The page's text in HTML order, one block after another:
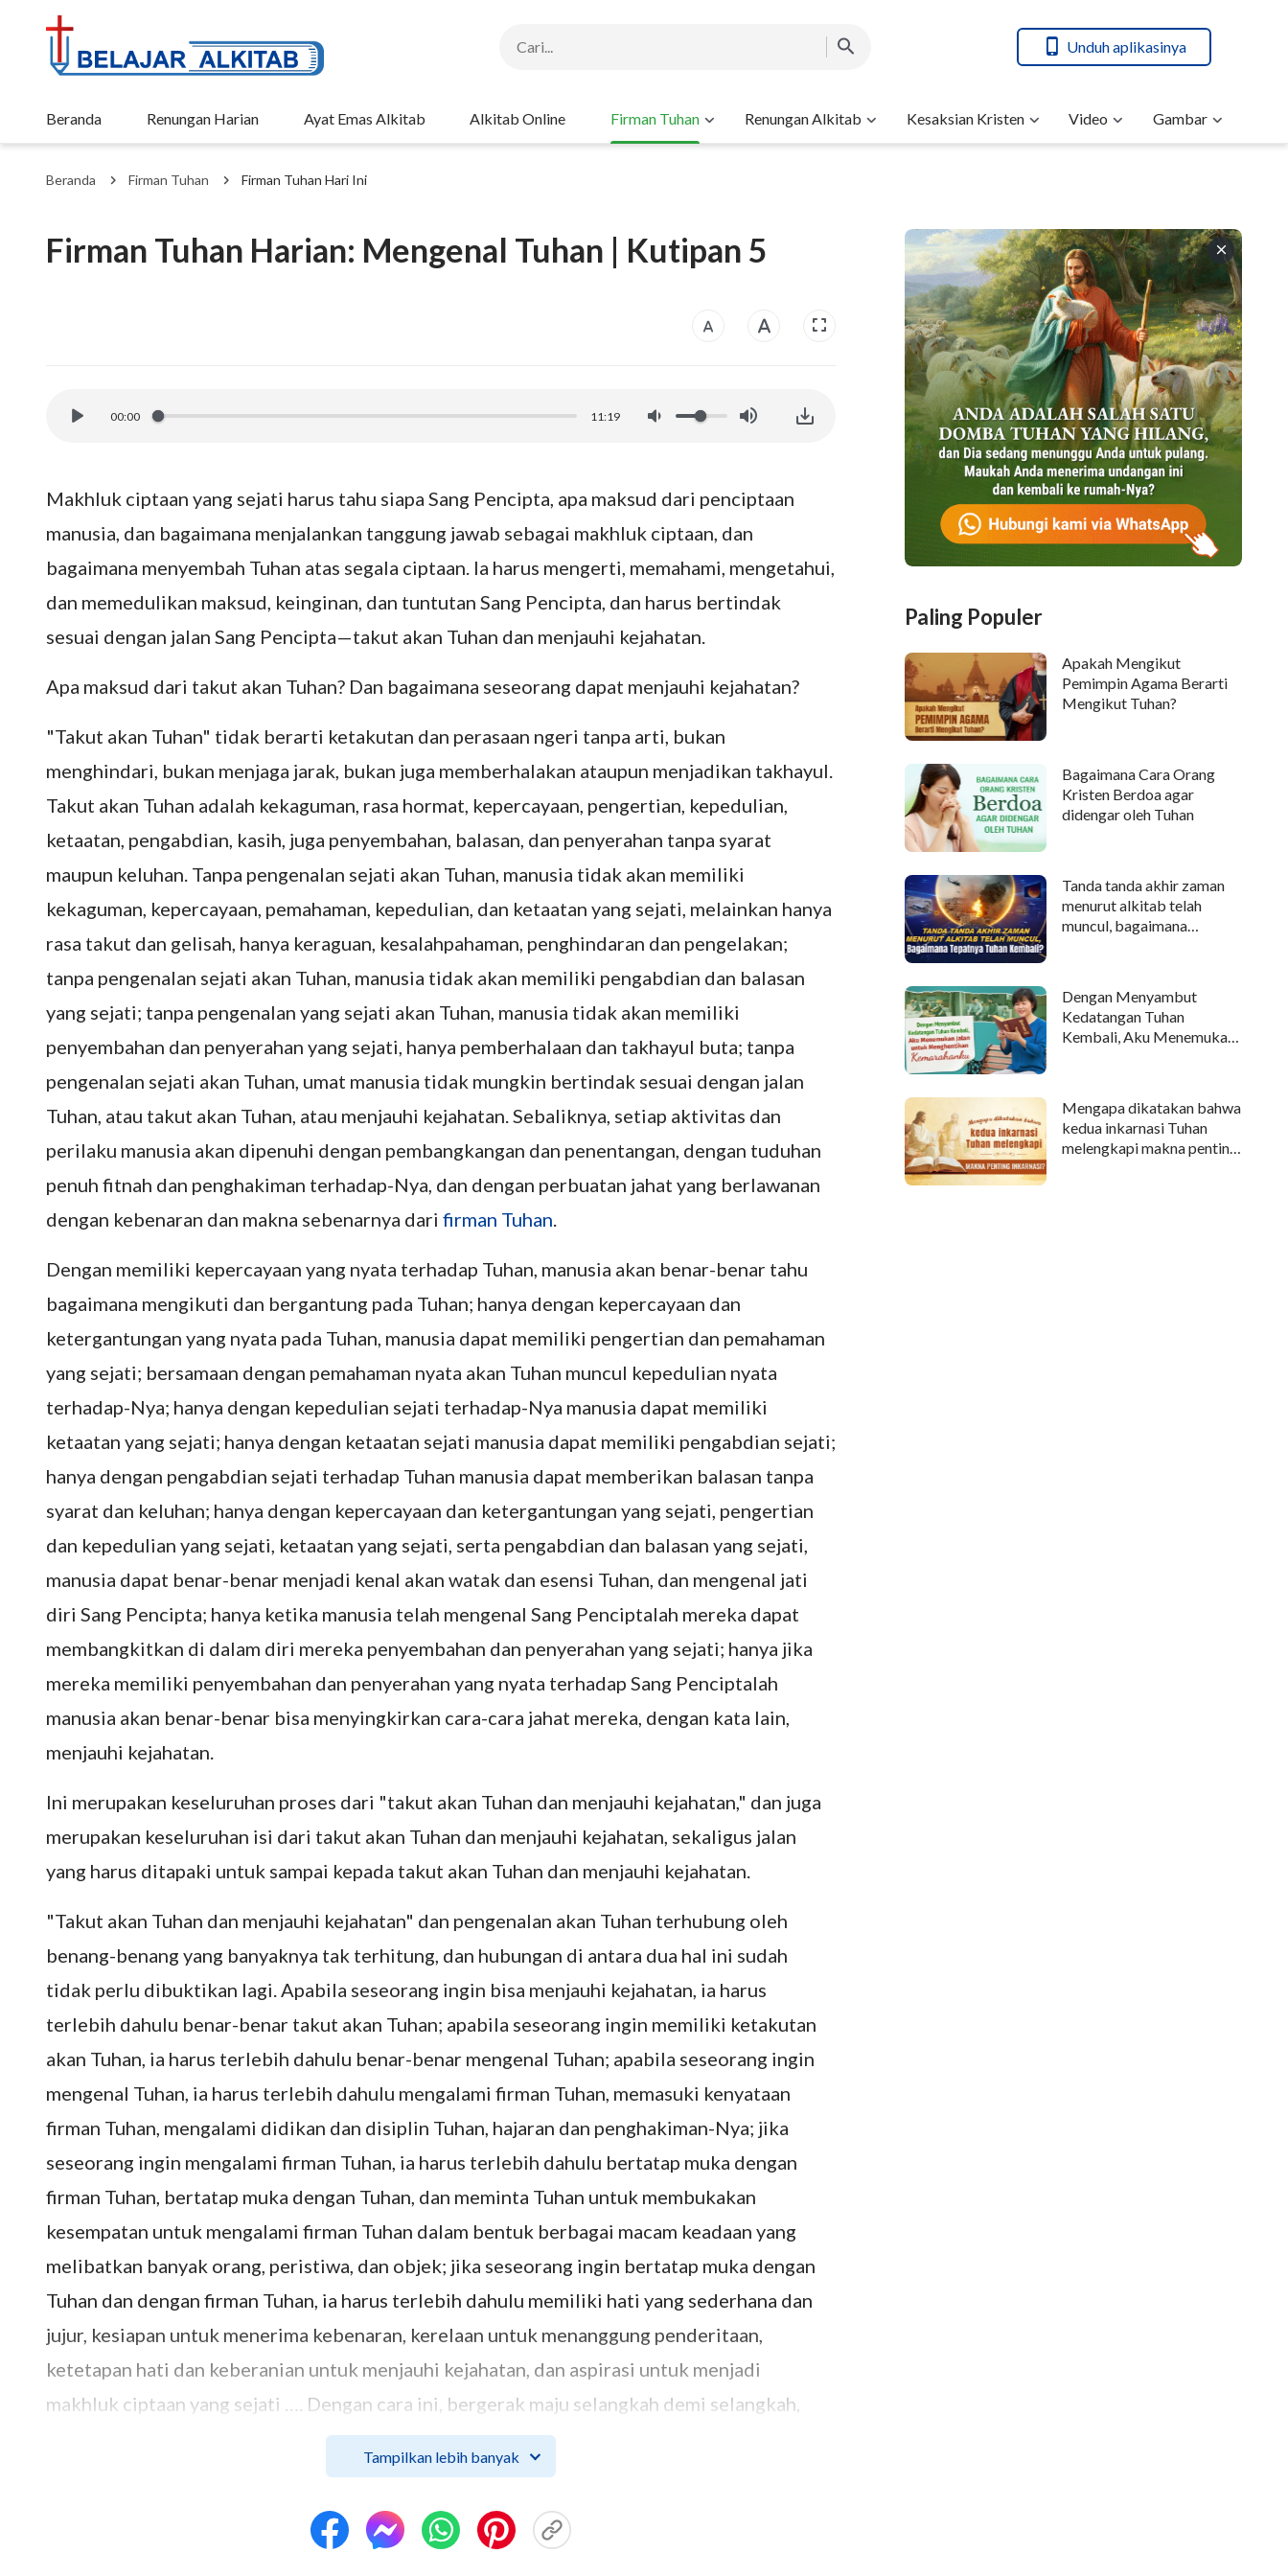
Unduh aplikasinya
Beranda Renungan Harian Ayat Emas Alkitab Alkitab Online Firman Tuhan Renungan Alkitab Kesaksian Kristen Video Gambar
Beranda Firman Tuhan Firman Tuhan Hari Ini
Firman Tuhan Harian: Mengenal Tuhan | Kutipan 5
00:00 11:19
Makhluk ciptaan yang sejati harus tahu siapa Sang Pencipta, apa maksud dari penciptaan
manusia, dan bagaimana menjalankan tanggung jawab sebagai makhluk ciptaan, dan
bagaimana menyembah Tuhan atas segala ciptaan. Ia harus mengerti, memahami, mengetahui,
dan memedulikan maksud, keinginan, dan tuntutan Sang Pencipta, dan harus bertindak
sesuai dengan jalan Sang Pencipta—takut akan Tuhan dan menjauhi kejahatan.
Apa maksud dari takut akan Tuhan? Dan bagaimana seseorang dapat menjauhi kejahatan?
"Takut akan Tuhan" tidak berarti ketakutan dan perasaan ngeri tanpa arti, bukan
menghindari, bukan menjaga jarak, bukan juga memberhalakan ataupun menjadikan takhayul.
Takut akan Tuhan adalah kekaguman, rasa hormat, kepercayaan, pengertian, kepedulian,
ketaatan, pengabdian, kasih, juga penyembahan, balasan, dan penyerahan tanpa syarat
maupun keluhan. Tanpa pengenalan sejati akan Tuhan, manusia tidak akan memiliki
kekaguman, kepercayaan, pemahaman, kepedulian, dan ketaatan yang sejati, melainkan hanya
rasa takut dan gelisah, hanya keraguan, kesalahpahaman, penghindaran dan pengelakan;
tanpa pengenalan sejati akan Tuhan, manusia tidak akan memiliki pengabdian dan balasan
yang sejati; tanpa pengenalan yang sejati akan Tuhan, manusia tidak akan memiliki
penyembahan dan penyerahan yang sejati, hanya pemberhalaan dan takhayul buta; tanpa
pengenalan sejati akan Tuhan, umat manusia tidak mungkin bertindak sesuai dengan jalan
Tuhan, atau takut akan Tuhan, atau menjauhi kejahatan. Sebaliknya, setiap aktivitas dan
perilaku manusia akan dipenuhi dengan pembangkangan dan penentangan, dengan tuduhan
penuh fitnah dan penghakiman terhadap-Nya, dan dengan perbuatan jahat yang berlawanan
dengan kebenaran dan makna sebenarnya dari firman Tuhan.
Dengan memiliki kepercayaan yang nyata terhadap Tuhan, manusia akan benar-benar tahu
bagaimana mengikuti dan bergantung pada Tuhan; hanya dengan kepercayaan dan
ketergantungan yang nyata pada Tuhan, manusia dapat memiliki pengertian dan pemahaman
yang sejati; bersamaan dengan pemahaman nyata akan Tuhan muncul kepedulian nyata
terhadap-Nya; hanya dengan kepedulian sejati terhadap-Nya manusia dapat memiliki
ketaatan yang sejati; hanya dengan ketaatan sejati manusia dapat memiliki pengabdian sejati;
hanya dengan pengabdian sejati terhadap Tuhan manusia dapat memberikan balasan tanpa
syarat dan keluhan; hanya dengan kepercayaan dan ketergantungan yang sejati, pengertian
dan kepedulian yang sejati, ketaatan yang sejati, serta pengabdian dan balasan yang sejati,
manusia dapat benar-benar menjadi kenal akan watak dan esensi Tuhan, dan mengenal jati
diri Sang Pencipta; hanya ketika manusia telah mengenal Sang Penciptalah mereka dapat
membangkitkan di dalam diri mereka penyembahan dan penyerahan yang sejati; hanya jika
mereka memiliki penyembahan dan penyerahan yang nyata terhadap Sang Penciptalah
manusia akan benar-benar bisa menyingkirkan cara-cara jahat mereka, dengan kata lain,
menjauhi kejahatan.
Ini merupakan keseluruhan proses dari "takut akan Tuhan dan menjauhi kejahatan," dan juga
merupakan keseluruhan isi dari takut akan Tuhan dan menjauhi kejahatan, sekaligus jalan
yang harus ditapaki untuk sampai kepada takut akan Tuhan dan menjauhi kejahatan.
"Takut akan Tuhan dan menjauhi kejahatan" dan pengenalan akan Tuhan terhubung oleh
benang-benang yang banyaknya tak terhitung, dan hubungan di antara dua hal ini sudah
tidak perlu dibuktikan lagi. Apabila seseorang ingin bisa menjauhi kejahatan, ia harus
terlebih dahulu benar-benar takut akan Tuhan; apabila seseorang ingin memiliki ketakutan
akan Tuhan, ia harus terlebih dahulu benar-benar mengenal Tuhan; apabila seseorang ingin
mengenal Tuhan, ia harus terlebih dahulu mengalami firman Tuhan, memasuki kenyataan
firman Tuhan, mengalami didikan dan disiplin Tuhan, hajaran dan penghakiman-Nya; jika
seseorang ingin mengalami firman Tuhan, ia harus terlebih dahulu bertatap muka dengan
firman Tuhan, bertatap muka dengan Tuhan, dan meminta Tuhan untuk membukakan
kesempatan untuk mengalami firman Tuhan dalam bentuk berbagai macam keadaan yang
melibatkan banyak orang, peristiwa, dan objek; jika seseorang ingin bertatap muka dengan
Tuhan dan dengan firman Tuhan, ia harus terlebih dahulu memiliki hati yang sederhana dan
jujur, kesiapan untuk menerima kebenaran, kerelaan untuk menanggung penderitaan,
ketetapan hati dan keberanian untuk menjauhi kejahatan, dan aspirasi untuk menjadi
makhluk ciptaan yang sejati …. Dengan cara ini, bergerak maju selangkah demi selangkah,
engkau akan semakin mendekat kepada Tuhan, hatimu akan menjadi semakin murni, dan
hidupmu dan nilai atas kehidupanmu, seiring dengan pengenalanmu akan Tuhan, akan
menjadi semakin bermakna dan semakin bersinar. Sampai, suatu hari, engkau akan merasakan
bahwa Sang Pencipta bukan lagi suatu teka-teki, bahwa Sang Pencipta tidak pernah
Tampilkan lebih banyak
Paling Populer
Apakah Mengikut
Pemimpin Agama Berarti
Mengikut Tuhan?
Bagaimana Cara Orang
Kristen Berdoa agar
didengar oleh Tuhan
Tanda tanda akhir zaman
menurut alkitab telah
muncul, bagaimana
Dengan Menyambut
Kedatangan Tuhan
Kembali, Aku Menemukan
Mengapa dikatakan bahwa
kedua inkarnasi Tuhan
melengkapi makna penting